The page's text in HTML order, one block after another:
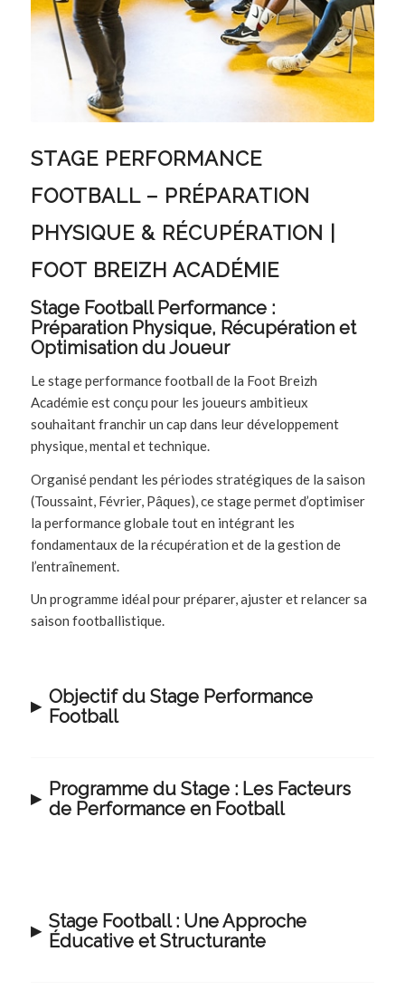
STAGE PERFORMANCE
FOOTBALL – PRÉPARATION
PHYSIQUE & RÉCUPÉRATION |
FOOT BREIZH ACADÉMIE
Stage Football Performance :
Préparation Physique, Récupération et
Optimisation du Joueur
Le stage performance football de la Foot Breizh
Académie est conçu pour les joueurs ambitieux
souhaitant franchir un cap dans leur développement
physique, mental et technique.
Organisé pendant les périodes stratégiques de la saison
(Toussaint, Février, Pâques), ce stage permet d’optimiser
la performance globale tout en intégrant les
fondamentaux de la récupération et de la gestion de
l’entraînement.
Un programme idéal pour préparer, ajuster et relancer sa
saison footballistique.
Objectif du Stage Performance
Football
Programme du Stage : Les Facteurs
de Performance en Football
Stage Football : Une Approche
Éducative et Structurante